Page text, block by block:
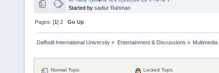
Started by sadiur Rahman
Pages: [1]2 Go Up
Daffodil International University » Entertainment & Discussions »
Normal Topic
Locked Topic